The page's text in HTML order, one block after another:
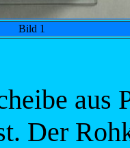
Bild 1
Der